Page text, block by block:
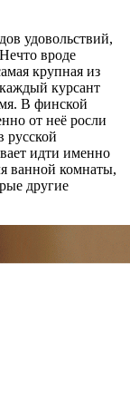
удовольствий,
вроде
крупная из
курсант
В финской
от неё росли
русской
идти именно
ванной комнаты,
другие